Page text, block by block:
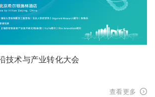
技术与产业转化大会
查看更多